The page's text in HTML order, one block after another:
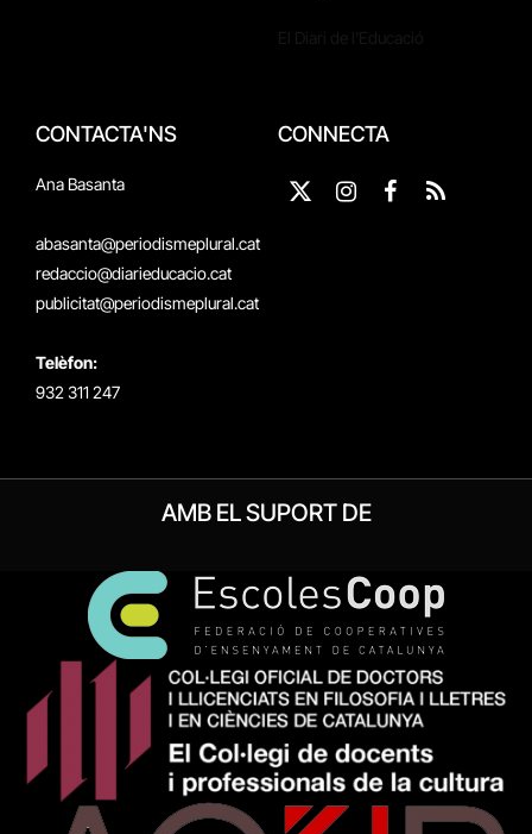
CONTACTA'NS
Ana Basanta
abasanta@periodismeplural.cat
redaccio@diarieducacio.cat
publicitat@periodismeplural.cat
Telèfon:
932 311 247
CONNECTA
X
InstagramFacebook
RSS
AMB EL SUPORT DE